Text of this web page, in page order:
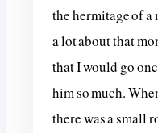
the hermitage of a
a lot about that
that I would go
him so much.
there was a small